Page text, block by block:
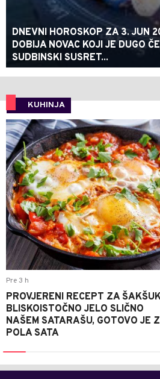
DNEVNI HOROSKOP ZA 3. JUN
DOBIJA NOVAC KOJI JE DUGO
SUDBINSKI SUSRET...
KUHINJA
Pre 3 h
PROVJERENI RECEPT ZA
BLISKOISTOČNO JELO SLIČNO
NAŠEM SATARAŠU, GOTOVO JE
POLA SATA